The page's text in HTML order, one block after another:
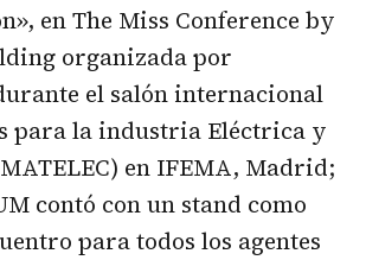
en The Miss Conference by
organizada por
el salón internacional
para la industria Eléctrica y
en IFEMA, Madrid;
contó con un stand como
para todos los agentes